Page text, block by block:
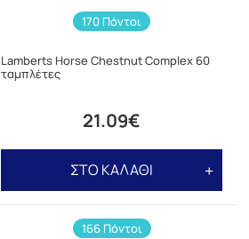
170 Πόντοι
Lamberts Horse Chestnut Complex 60
ταμπλέτες
21.09€
ΣΤΟ ΚΑΛΑΘΙ
166 Πόντοι